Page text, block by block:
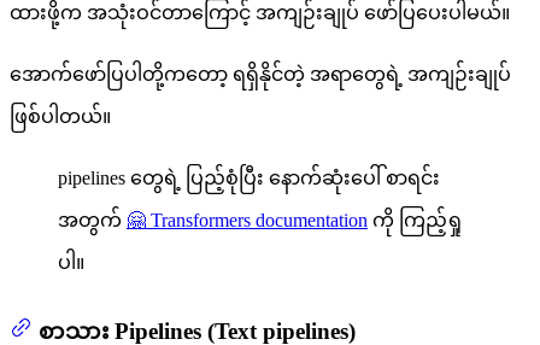
ထားဖို့က အသုံးဝင်တာကြောင့် အကျဉ်းချုပ် ဖော်ပြပေးပါမယ်။
အောက်ဖော်ပြပါတို့ကတော့ ရရှိနိုင်တဲ့ အရာတွေရဲ့ အကျဉ်းချုပ်
ဖြစ်ပါတယ်။
pipelines တွေရဲ့ ပြည့်စုံပြီး နောက်ဆုံးပေါ် စာရင်း
အတွက် 🤗 Transformers documentation ကို ကြည့်ရှု
ပါ။
စာသား Pipelines (Text pipelines)